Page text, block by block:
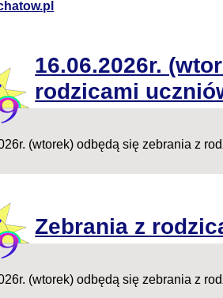
16.06.2026r.
rodzicami
(wtorek) odbędą się zebrania z
Zebrania z
(wtorek) odbędą się zebrania z